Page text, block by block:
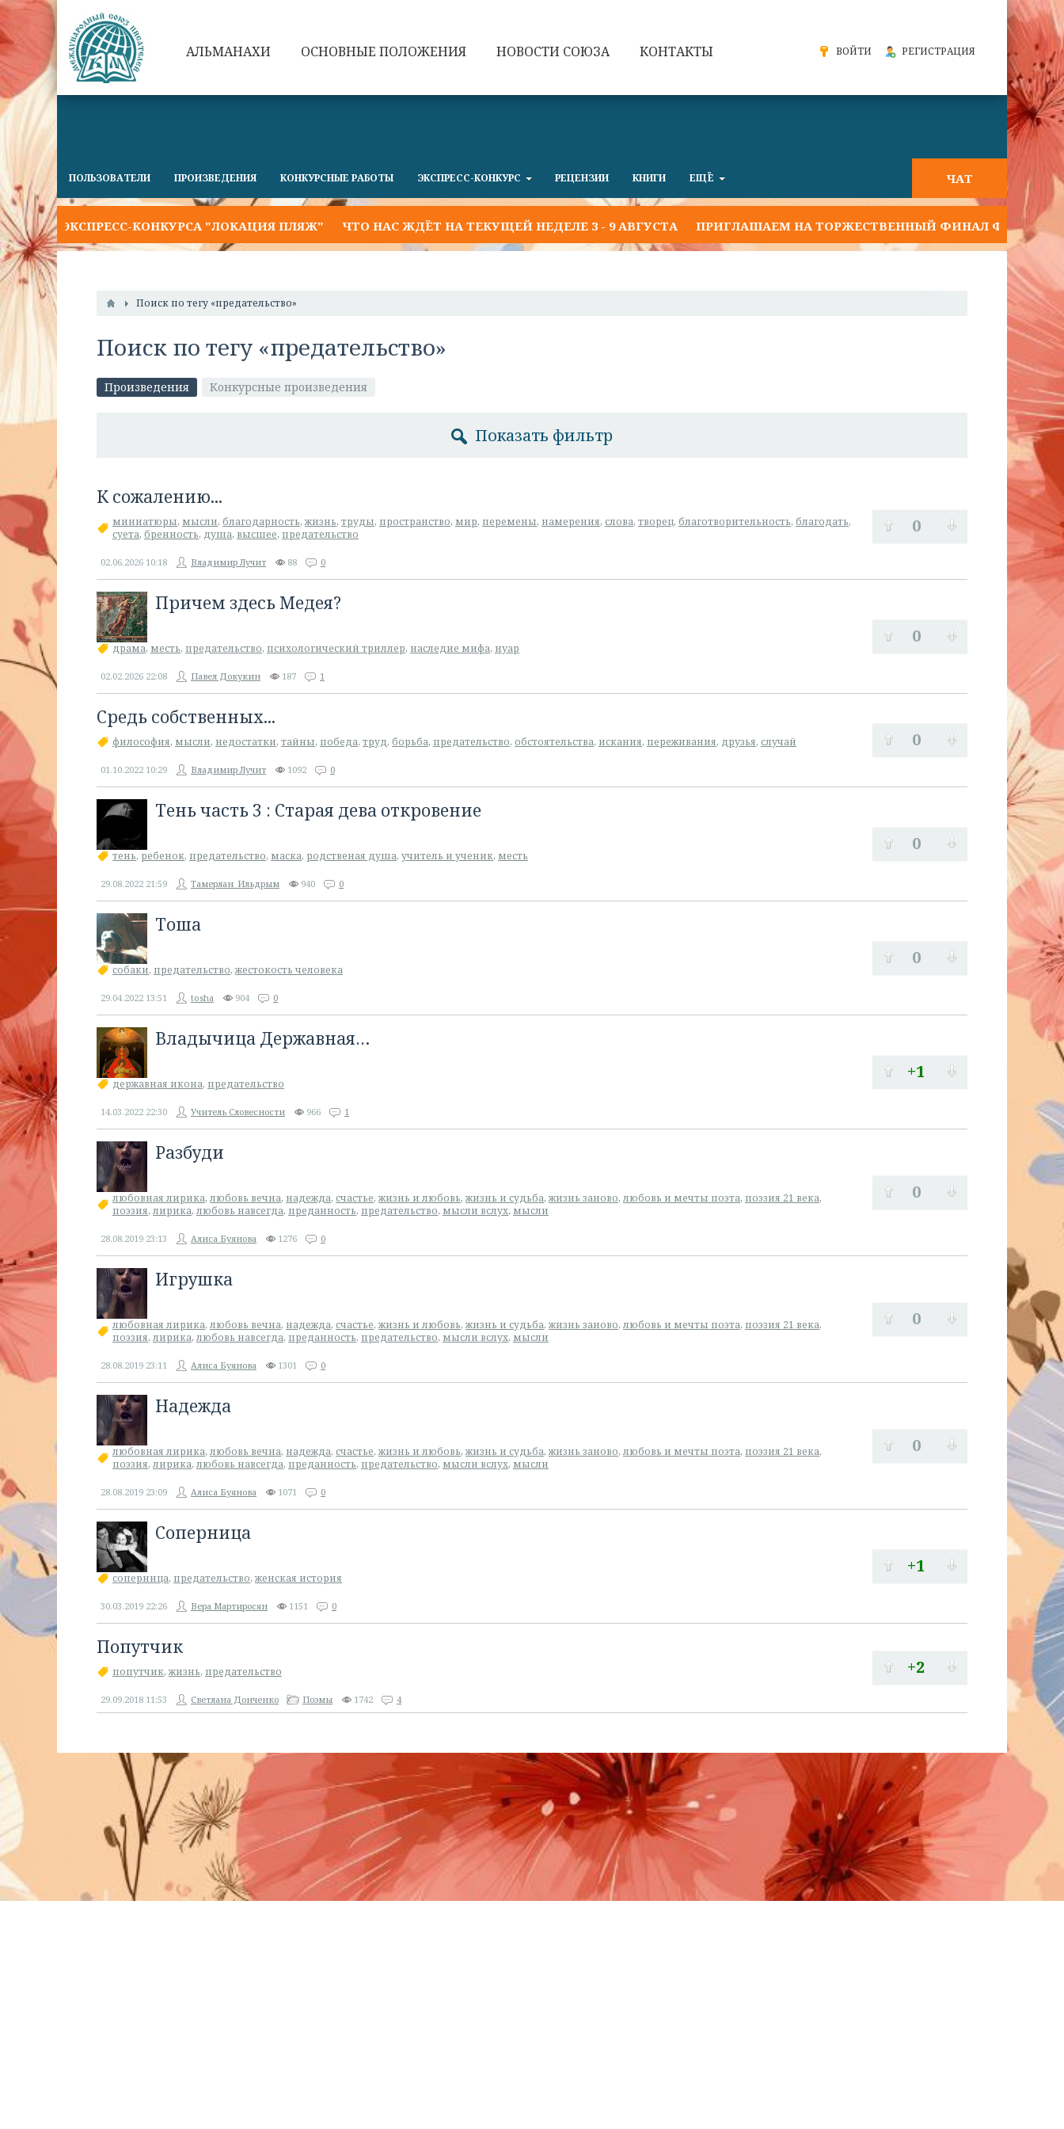
АЛЬМАНАХИ ОСНОВНЫЕ ПОЛОЖЕНИЯ НОВОСТИ СОЮЗА КОНТАКТЫ ВОЙТИ РЕГИСТРАЦИЯ
ПОЛЬЗОВАТЕЛИ ПРОИЗВЕДЕНИЯ КОНКУРСНЫЕ РАБОТЫ ЭКСПРЕСС-КОНКУРС ЧАТ
РЕЦЕНЗИИ КНИГИ ЕЩЁ
ЭКСПРЕСС-КОНКУРСА "ЛОКАЦИЯ ПЛЯЖ" ЧТО НАС ЖДЁТ НА ТЕКУЩЕЙ НЕДЕЛЕ 3 - 9 АВГУСТА ПРИГЛАШАЕМ НА ТОРЖЕСТВЕННЫЙ ФИНАЛ ФЕСТИВАЛЯ
Поиск по тегу «предательство»
Поиск по тегу «предательство»
Произведения Конкурсные произведения
Показать фильтр
К сожалению...
миниатюры, мысли, благодарность,жизнь, труды, пространство, мир, перемены, намерения, слова, творец, благотворительность, благодать,
суета, бренность, душа, высшее, предательство 0
02.06.2026 10:18 Владимир Лучит 88 0
Причем здесь Медея?
драма, месть, предательство, психологический триллер, наследие мифа, нуар
0
02.02.2026 22:08 Павел Докукин 187 1
Средь собственных...
философия, мысли, недостатки, тайны, победа, труд, борьба, предательство, обстоятельства, искания, переживания, друзья, случай 0
01.10.2022 10:29 Владимир Лучит 1092 0
​Тень часть 3 : Старая дева откровение
тень, ребенок, предательство, маска, родственая душа, учитель и ученик, месть
0
29.08.2022 21:59 Тамерлан_Ильдрым 940 0
Тоша
собаки, предательство,жестокость человека
0
29.04.2022 13:51 tosha 904 0
​Владычица Державная…
державная икона, предательство
+1
14.03.2022 22:30 Учитель Словесности 966 1
Разбуди
любовная лирика, любовь вечна, надежда, счастье,жизнь и любовь,жизнь и судьба,жизнь заново, любовь и мечты поэта, поэзия 21 века,
поэзия, лирика, любовь навсегда, преданность, предательство, мысли вслух, мысли
0
28.08.2019 23:13 Алиса Буянова 1276 0
Игрушка
любовная лирика, любовь вечна, надежда, счастье,жизнь и любовь,жизнь и судьба,жизнь заново, любовь и мечты поэта, поэзия 21 века,
поэзия, лирика, любовь навсегда, преданность, предательство, мысли вслух, мысли
0
28.08.2019 23:11 Алиса Буянова 1301 0
Надежда
любовная лирика, любовь вечна, надежда, счастье,жизнь и любовь,жизнь и судьба,жизнь заново, любовь и мечты поэта, поэзия 21 века,
поэзия, лирика, любовь навсегда, преданность, предательство, мысли вслух, мысли
0
28.08.2019 23:09 Алиса Буянова 1071 0
Соперница
соперница, предательство,женская история
+1
30.03.2019 22:26 Вера Мартиросян 1151 0
Попутчик
попутчик,жизнь, предательство +2
29.09.2018 11:53 Светлана Донченко Поэмы 1742 4